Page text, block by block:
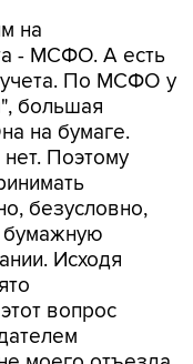
По МСФО у
большая
на бумаге.
Поэтому
безусловно,
Исходя
вопрос
моего отъезда